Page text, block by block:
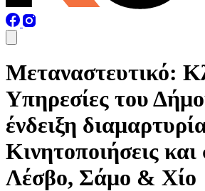
Μεταναστευτικό:
Υπηρεσίες του
ένδειξη
Κινητοποιήσεις
Λέσβο, Σάμο & Χίο